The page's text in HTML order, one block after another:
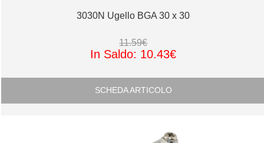
3030N Ugello BGA 30 x 30
11.59€
In Saldo: 10.43€
SCHEDA ARTICOLO